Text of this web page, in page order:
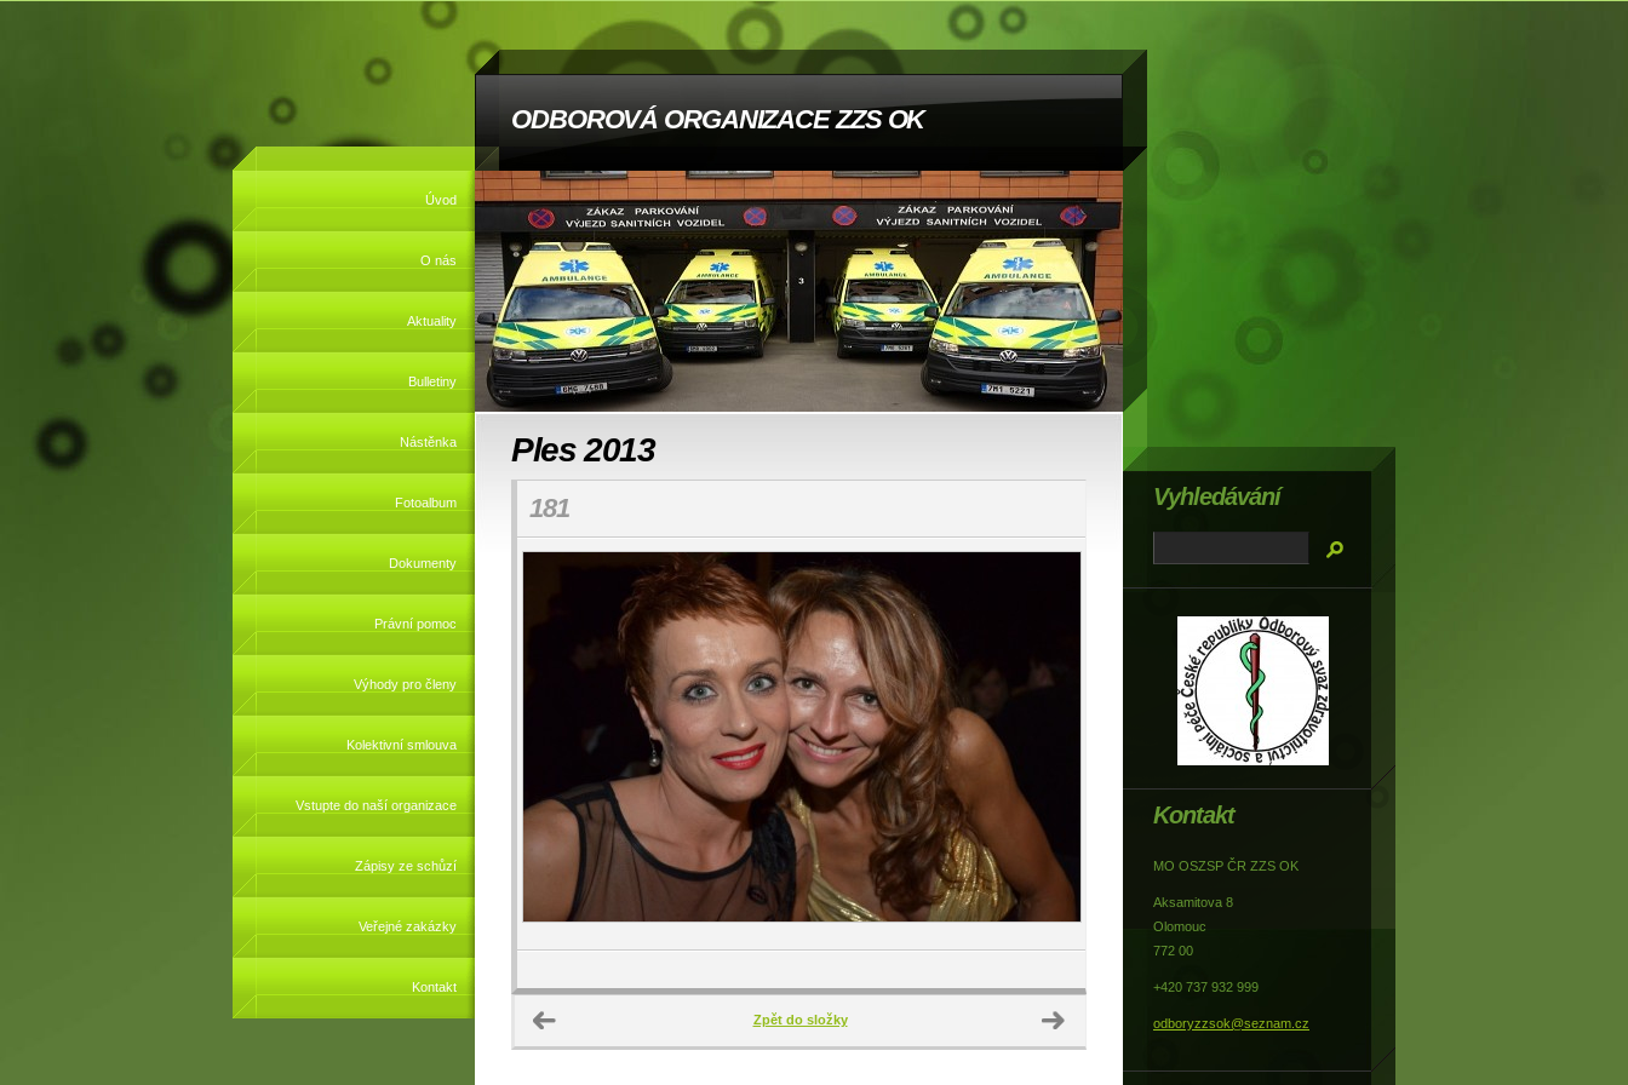
ODBOROVÁ ORGANIZACE ZZS OK
Úvod
O nás
Aktuality
Bulletiny
Nástěnka
Fotoalbum
Dokumenty
Právní pomoc
Výhody pro členy
Kolektivní smlouva
Vstupte do naší organizace
Zápisy ze schůzí
Veřejné zakázky
Kontakt
Ples 2013
181
Zpět do složky
Kontakt
MO OSZSP ČR ZZS OK
Aksamitova 8
Olomouc
772 00
+420 737 932 999
odboryzzsok@seznam.cz
Vyhledávání